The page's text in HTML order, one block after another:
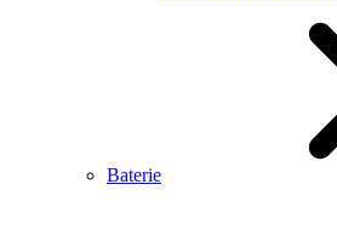
Baterie